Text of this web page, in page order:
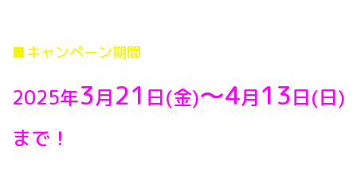
■キャンペーン期間
2025年3月21 日(金)～4月13日(日)
まで！